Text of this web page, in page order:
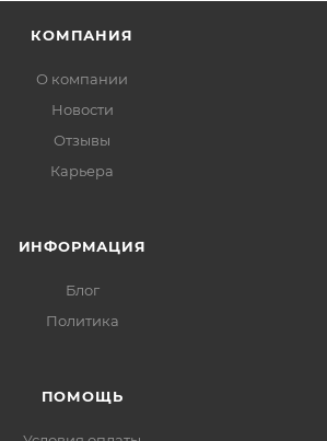
КОМПАНИЯ
О компании
Новости
Отзывы
Карьера
ИНФОРМАЦИЯ
Блог
Политика
ПОМОЩЬ